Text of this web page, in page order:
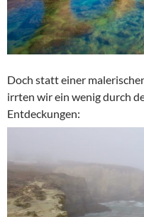
Doch statt einer
irrten wir ein wenig durch
Entdeckungen: